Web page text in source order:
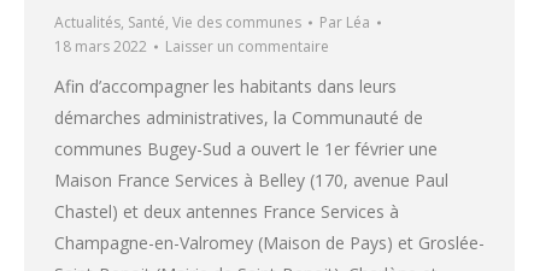
Actualités, Santé, Vie des communes Par Léa
18 mars 2022
Laisser un commentaire
Afin d’accompagner les habitants dans leurs
démarches administratives, la Communauté de
communes Bugey-Sud a ouvert le 1er février une
Maison France Services à Belley (170, avenue Paul
Chastel) et deux antennes France Services à
Champagne-en-Valromey (Maison de Pays) et Groslée-